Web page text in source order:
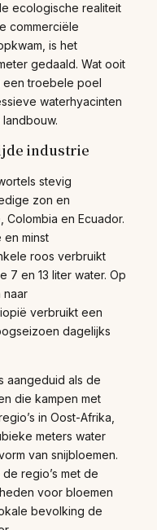
ecologische realiteit
commerciële
is het
gedaald. Wat ooit
een troebele poel
waterhyacinten
industrie
stevig
zon en
en Ecuador.
minst
roos verbruikt
7 en 13 liter water. Op
naar
verbruikt een
dagelijks
aangeduid als de
die kampen met
in Oost-Afrika,
meters water
van snijbloemen.
regio’s met de
voor bloemen
bevolking de